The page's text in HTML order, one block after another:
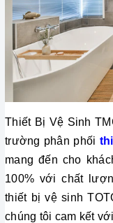
Thiết Bị Vệ Sinh
trường phân phối
mang đến cho
100% với chất
thiết bị vệ sinh
chúng tôi cam kết